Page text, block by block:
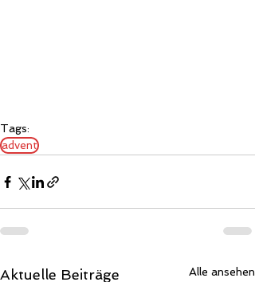
Tags:
advent
Aktuelle Beiträge Alle ansehen